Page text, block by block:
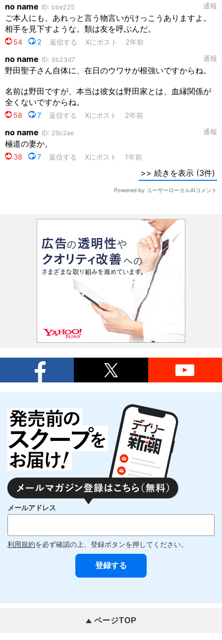
メールアドレス
利用規約を必ず確認の上、登録ボタンを押してください。
ページTOP